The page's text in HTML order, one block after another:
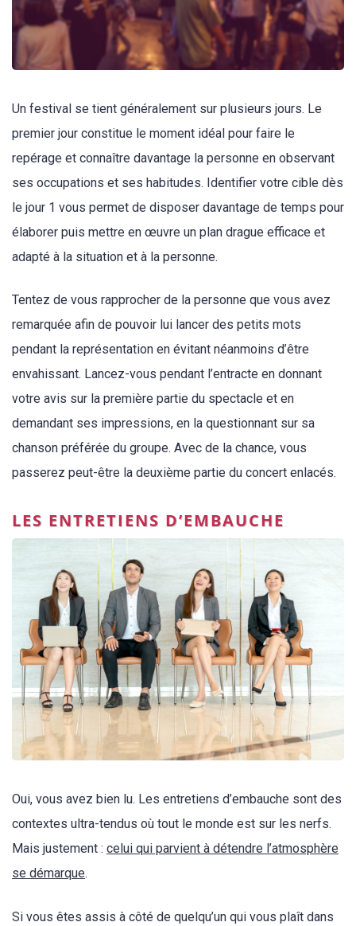
Un festival se tient généralement sur plusieurs jours. Le
premier jour constitue le moment idéal pour faire le
repérage et connaître davantage la personne en observant
ses occupations et ses habitudes. Identifier votre cible dès
le jour 1 vous permet de disposer davantage de temps pour
élaborer puis mettre en œuvre un plan drague efficace et
adapté à la situation et à la personne.
Tentez de vous rapprocher de la personne que vous avez
remarquée afin de pouvoir lui lancer des petits mots
pendant la représentation en évitant néanmoins d’être
envahissant. Lancez-vous pendant l’entracte en donnant
votre avis sur la première partie du spectacle et en
demandant ses impressions, en la questionnant sur sa
chanson préférée du groupe. Avec de la chance, vous
passerez peut-être la deuxième partie du concert enlacés.
LES ENTRETIENS D’EMBAUCHE
Oui, vous avez bien lu. Les entretiens d’embauche sont des
contextes ultra-tendus où tout le monde est sur les nerfs.
Mais justement : celui qui parvient à détendre l’atmosphère
se démarque.
Si vous êtes assis à côté de quelqu’un qui vous plaît dans